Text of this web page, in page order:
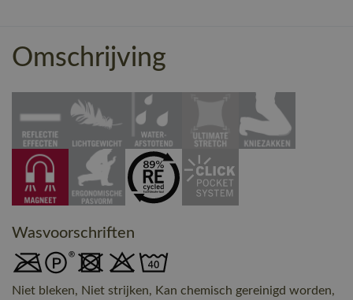
Omschrijving
Wasvoorschriften
Niet bleken, Niet strijken, Kan chemisch gereinigd worden,